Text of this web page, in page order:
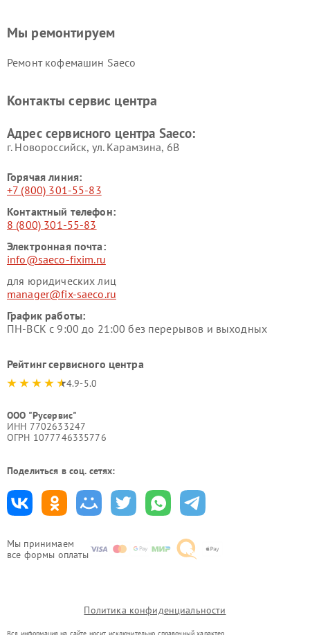
Мы принимаем
все формы оплаты
Мы ремонтируем
Ремонт кофемашин Saeco
Контакты сервис центра
Адрес сервисного центра Saeco:
г. Новороссийск, ул. Карамзина, 6В
Горячая линия:
+7 (800) 301-55-83
Контактный телефон:
8 (800) 301-55-83
Электронная почта:
info@saeco-fixim.ru
для юридических лиц
manager@fix-saeco.ru
График работы:
ПН-ВСК с 9:00 до 21:00 без перерывов и выходных
Рейтинг сервисного центра
4.9-5.0
ООО "Русервис"
ИНН 7702633247
ОГРН 1077746335776
Поделиться в соц. сетях:
Политика конфиденциальности